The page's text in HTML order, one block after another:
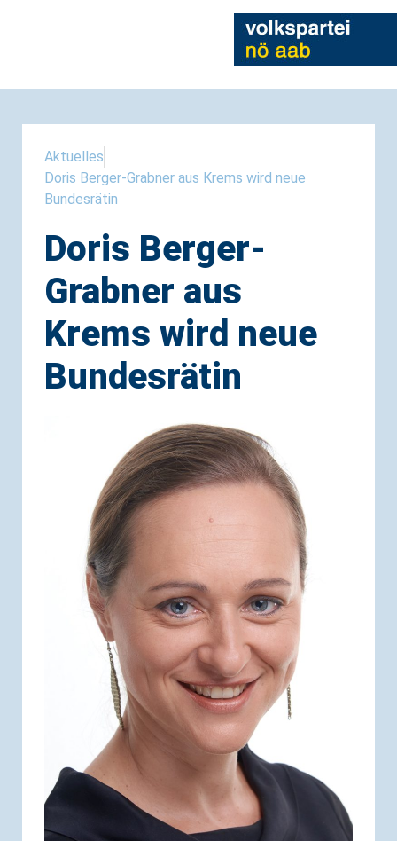
Aktuelles
Doris Berger-Grabner aus Krems wird neue
Bundesrätin
Doris Berger-
Grabner aus
Krems wird neue
Bundesrätin